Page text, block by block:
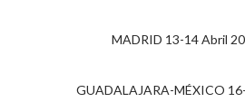
MADRID 13-14 Abril
GUADALAJARA-MÉXICO